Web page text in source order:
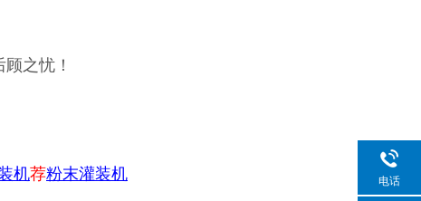
之忧！
机荐粉末灌装机 电话